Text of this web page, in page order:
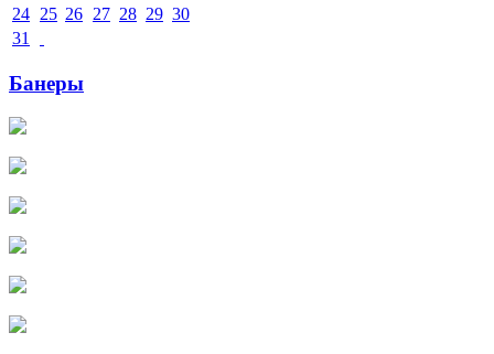
24 25 26 27 28 29 30
31
Банеры